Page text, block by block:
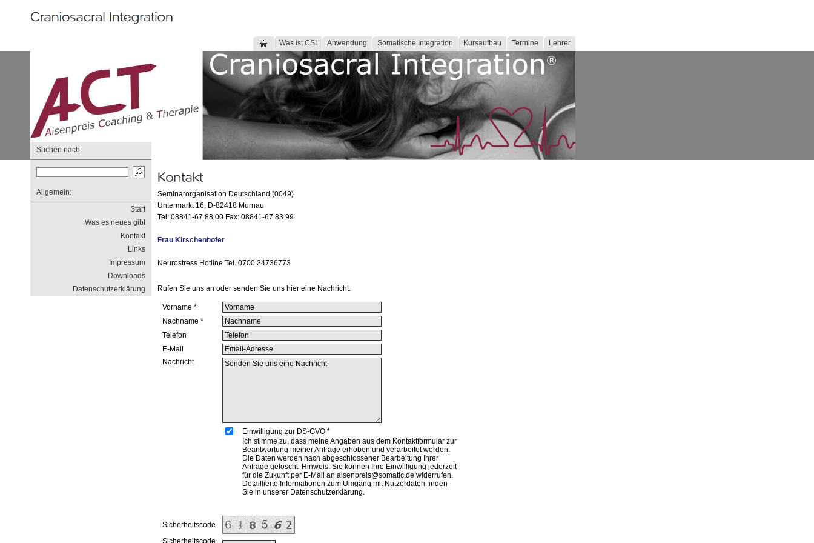
Was ist CSI Anwendung Somatische Integration Kursaufbau Termine Lehrer
Suchen nach:
Allgemein:
Start
Was es neues gibt
Kontakt
Links
Impressum
Downloads
Datenschutzerklärung
Seminarorganisation Deutschland (0049)
Untermarkt 16, D-82418 Murnau
Tel: 08841-67 88 00 Fax: 08841-67 83 99
Frau Kirschenhofer
Neurostress Hotline Tel. 0700 24736773
Rufen Sie uns an oder senden Sie uns hier eine Nachricht.
Vorname *
Nachname *
Telefon
E-Mail
Nachricht
Einwilligung zur DS-GVO *
Ich stimme zu, dass meine Angaben aus dem Kontaktformular zur
Beantwortung meiner Anfrage erhoben und verarbeitet werden.
Die Daten werden nach abgeschlossener Bearbeitung Ihrer
Anfrage gelöscht. Hinweis: Sie können Ihre Einwilligung jederzeit
für die Zukunft per E-Mail an aisenpreis@somatic.de widerrufen.
Detaillierte Informationen zum Umgang mit Nutzerdaten finden
Sie in unserer Datenschutzerklärung.
Sicherheitscode
Sicherheitscode